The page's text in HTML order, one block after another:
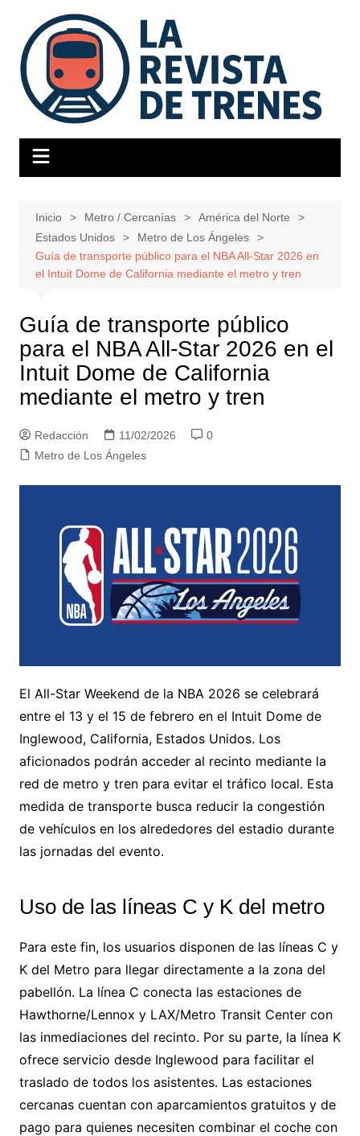
contenido
Inicio Metro / Cercanías
América del Norte
Estados Unidos
Metro de Los Ángeles
Guía de transporte público para el NBA All-Star 2026 en
el Intuit Dome de California mediante el metro y tren
Guía de transporte público
para el NBA All-Star 2026 en el
Intuit Dome de California
mediante el metro y tren
Redacción 11/02/2026
0
Metro de Los Ángeles
El All-Star Weekend de la NBA 2026 se celebrará
entre el 13 y el 15 de febrero en el Intuit Dome de
Inglewood, California, Estados Unidos. Los
aficionados podrán acceder al recinto mediante la
red de metro y tren para evitar el tráfico local. Esta
medida de transporte busca reducir la congestión
de vehículos en los alrededores del estadio durante
las jornadas del evento.
Uso de las líneas C y K del metro
Para este fin, los usuarios disponen de las líneas C y
K del Metro para llegar directamente a la zona del
pabellón. La línea C conecta las estaciones de
Hawthorne/Lennox y LAX/Metro Transit Center con
las inmediaciones del recinto. Por su parte, la línea K
ofrece servicio desde Inglewood para facilitar el
traslado de todos los asistentes. Las estaciones
cercanas cuentan con aparcamientos gratuitos y de
pago para quienes necesiten combinar el coche con